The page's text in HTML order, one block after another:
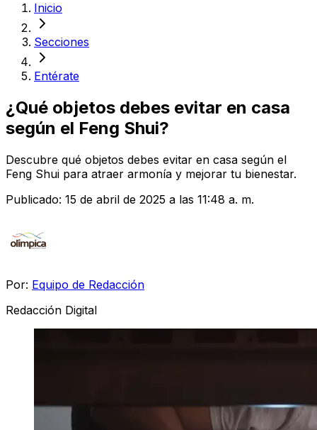
Inicio
Secciones
Entérate
¿Qué objetos debes evitar en casa
según el Feng Shui?
Descubre qué objetos debes evitar en casa según el
Feng Shui para atraer armonía y mejorar tu bienestar.
Publicado: 15 de abril de 2025 a las 11:48 a. m.
Por: Equipo de Redacción
Redacción Digital